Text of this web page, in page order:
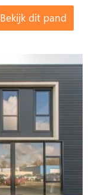
Bekijk dit pand